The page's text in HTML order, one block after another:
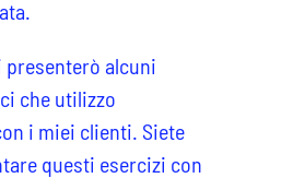
alcuni
che utilizzo
i miei clienti. Siete
questi esercizi con